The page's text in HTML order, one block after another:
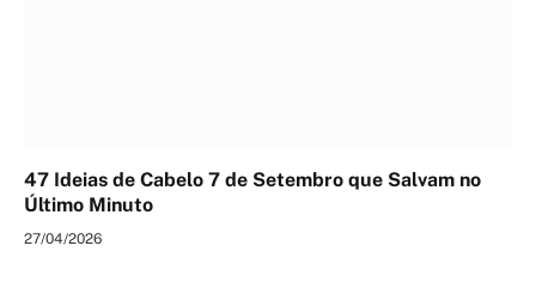
47 Ideias de Cabelo 7 de Setembro que Salvam no
Último Minuto
27/04/2026